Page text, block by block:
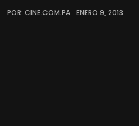
POR: CINE.COM.PA ENERO 9, 2013